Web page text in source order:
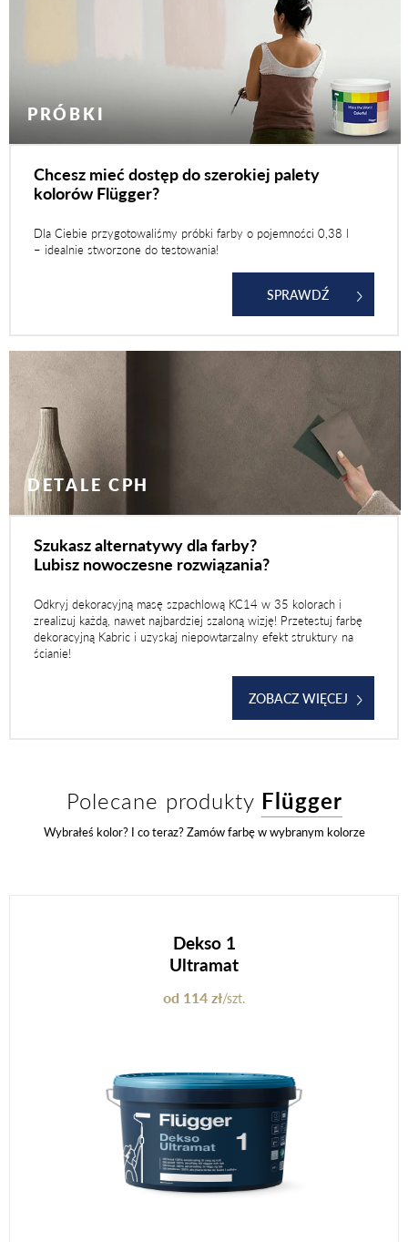
PRÓBKI
Chcesz mieć dostęp do szerokiej palety
kolorów Flügger?
Dla Ciebie przygotowaliśmy próbki farby o pojemności 0,38 l
– idealnie stworzone do testowania!
SPRAWDŹ
DETALE CPH
Szukasz alternatywy dla farby?
Lubisz nowoczesne rozwiązania?
Odkryj dekoracyjną masę szpachlową KC14 w 35 kolorach i
zrealizuj każdą, nawet najbardziej szaloną wizję! Przetestuj farbę
dekoracyjną Kabric i uzyskaj niepowtarzalny efekt struktury na
ścianie!
ZOBACZ WIĘCEJ
Polecane produkty Flügger
Wybrałeś kolor? I co teraz? Zamów farbę w wybranym kolorze
Dekso 1
Ultramat
od 114 zł/szt.